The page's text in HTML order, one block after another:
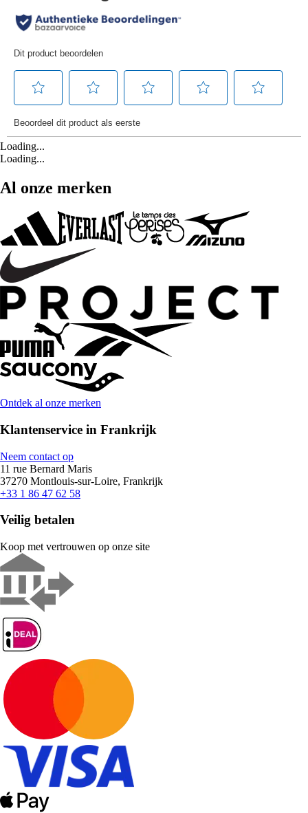
Loading...
Loading...
Al onze merken
Ontdek al onze merken
Klantenservice in Frankrijk
Neem contact op
11 rue Bernard Maris
37270 Montlouis-sur-Loire, Frankrijk
+33 1 86 47 62 58
Veilig betalen
Koop met vertrouwen op onze site